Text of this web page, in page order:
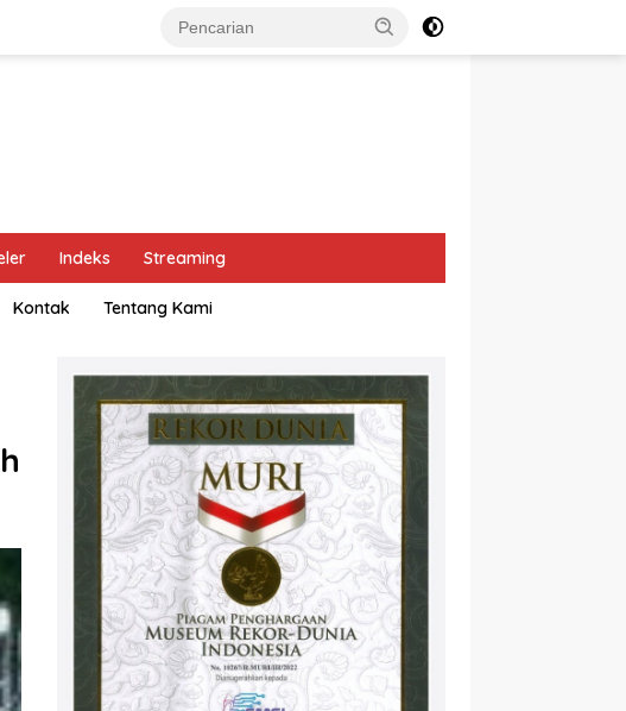
Indeks Streaming
Kontak Tentang Kami